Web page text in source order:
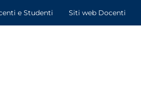
e Studenti Siti web Docenti